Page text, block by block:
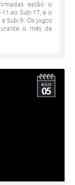
estão o
ao Sub-17, e o
Sub-9. Os jogos
o mês de
AGO
05